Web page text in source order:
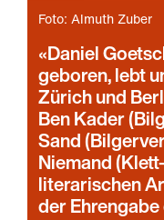
Foto: Almuth Zuber
Daniel
geboren, lebt
Zürich und
Ben Kader
Sand
Niemand
literarischen
der